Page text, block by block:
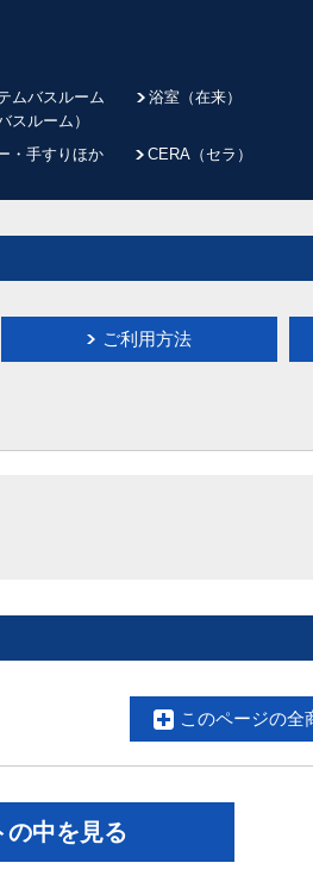
ムバスルーム
スルーム）
浴室（在来）
・手すりほか CERA（セラ）
ご利用方法
このページの全
の中を見る